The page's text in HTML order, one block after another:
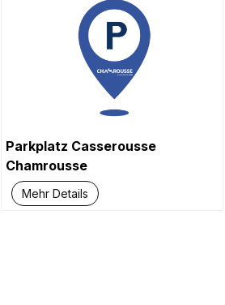
Parkplatz Casserousse
Chamrousse
Mehr Details